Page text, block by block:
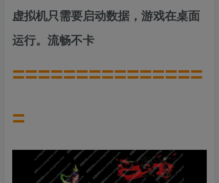
虚拟机只需要启动数据，游戏在桌面
运行。流畅不卡
===============
=